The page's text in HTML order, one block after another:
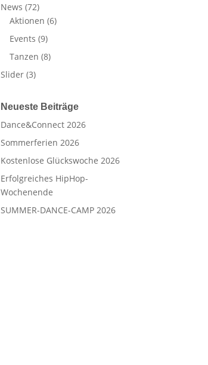
News (72)
Aktionen (6)
Events (9)
Tanzen (8)
Slider(3)
Neueste Beiträge
Dance&Connect 2026
Sommerferien 2026
Kostenlose Glückswoche 2026
Erfolgreiches HipHop-
Wochenende
SUMMER-DANCE-CAMP 2026